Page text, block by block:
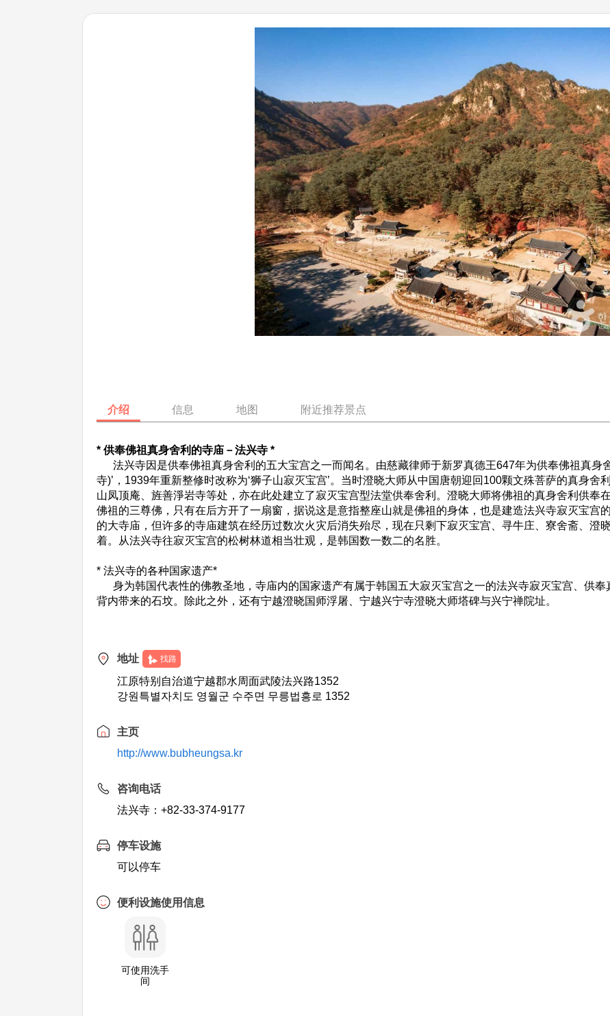
介绍 信息 地图 附近推荐景点
* 供奉佛祖真身舍利的寺庙－法兴寺 *
法兴寺因是供奉佛祖真身舍利的五大宝宫之一而闻名。由慈藏律师于新罗真德王647年为供奉佛祖真身
寺)’，1939年重新整修时改称为‘狮子山寂灭宝宫’。当时澄晓大师从中国唐朝迎回100颗文殊菩萨的真身
山凤顶庵、旌善淨岩寺等处，亦在此处建立了寂灭宝宫型法堂供奉舍利。澄晓大师将佛祖的真身舍利供奉
佛祖的三尊佛，只有在后方开了一扇窗，据说这是意指整座山就是佛祖的身体，也是建造法兴寺寂灭宝宫
的大寺庙，但许多的寺庙建筑在经历过数次火灾后消失殆尽，现在只剩下寂灭宝宫、寻牛庄、寮舍斋、澄
着。从法兴寺往寂灭宝宫的松树林道相当壮观，是韩国数一数二的名胜。
* 法兴寺的各种国家遗产*
身为韩国代表性的佛教圣地，寺庙内的国家遗产有属于韩国五大寂灭宝宫之一的法兴寺寂灭宝宫、供奉
背内带来的石坟。除此之外，还有宁越澄晓国师浮屠、宁越兴宁寺澄晓大师塔碑与兴宁禅院址。
地址 找路
江原特别自治道宁越郡水周面武陵法兴路1352
강원특별자치도 영월군 수주면 무릉법흥로 1352
主页
http://www.bubheungsa.kr
咨询电话
法兴寺：+82-33-374-9177
停车设施
可以停车
便利设施使用信息
可使用洗手
间